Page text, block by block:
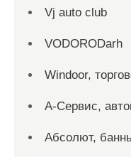
Vj auto club
VODORODarh
Windoor,
А-Сервис,
Абсолют,